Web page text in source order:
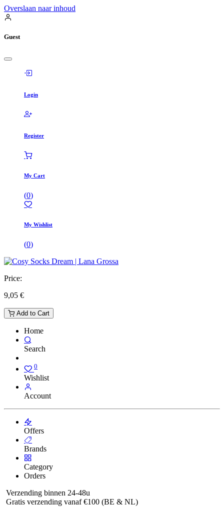
Overslaan naar inhoud
Guest
Login
Register
My Cart
(0)
My Wishlist
(0)
Price:
9,05 €
Add to Cart
Home
Search
0
Wishlist
Account
Offers
Brands
Category
Orders
Verzending binnen 24-48u
Gratis verzending vanaf €100 (BE & NL)